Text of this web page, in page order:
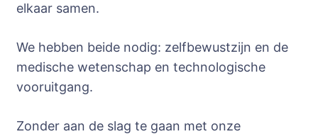
elkaar samen.
We hebben beide nodig: zelfbewustzijn en de
medische wetenschap en technologische
vooruitgang.
Zonder aan de slag te gaan met onze